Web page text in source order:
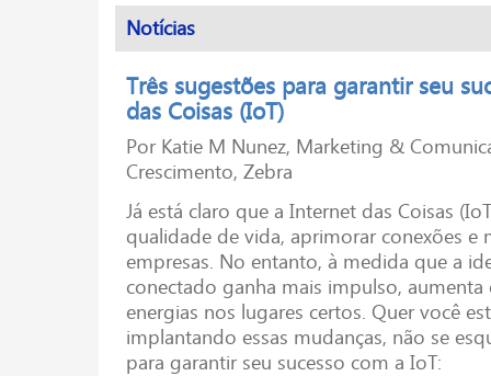
Notícias
Três sugestões para garantir seu
das Coisas (IoT)
Por Katie M Nunez, Marketing &
Crescimento, Zebra
Já está claro que a Internet das Coisas
qualidade de vida, aprimorar conexões e
empresas. No entanto, à medida que a
conectado ganha mais impulso,
energias nos lugares certos. Quer você
implantando essas mudanças, não se
para garantir seu sucesso com a IoT: